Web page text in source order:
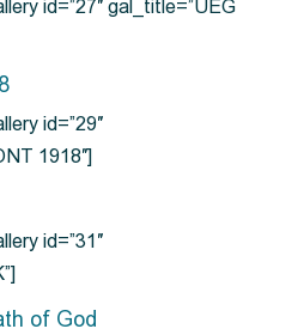
id=”27″ gal_title=”UEG
id=”29″
1918″]
id=”31″
of God